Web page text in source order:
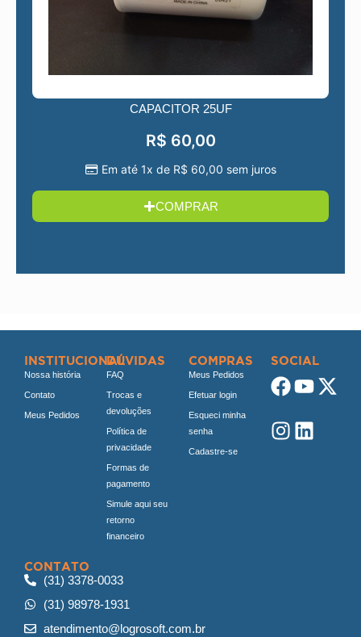
CAPACITOR 25UF
R$ 60,00
Em até 1x de R$ 60,00 sem juros
COMPRAR
INSTITUCIONAL
Nossa história
Contato
Meus Pedidos
DÚVIDAS
FAQ
Trocas e
devoluções
Política de
privacidade
Formas de
pagamento
Simule aqui seu
retorno
financeiro
COMPRAS
Meus Pedidos
Efetuar login
Esqueci minha
senha
Cadastre-se
SOCIAL
CONTATO
(31) 3378-0033
(31) 98978-1931
atendimento@logrosoft.com.br